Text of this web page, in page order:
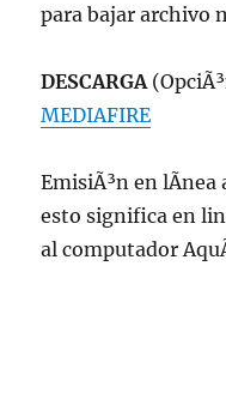
para bajar archivo
DESCARGA
MEDIAFIRE
EmisiÃ³n en
esto significa en
al computador